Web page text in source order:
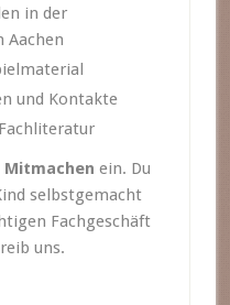
in der
Aachen
und Kontakte
Mitmachen ein. Du
selbstgemacht
Fachgeschäft
uns.